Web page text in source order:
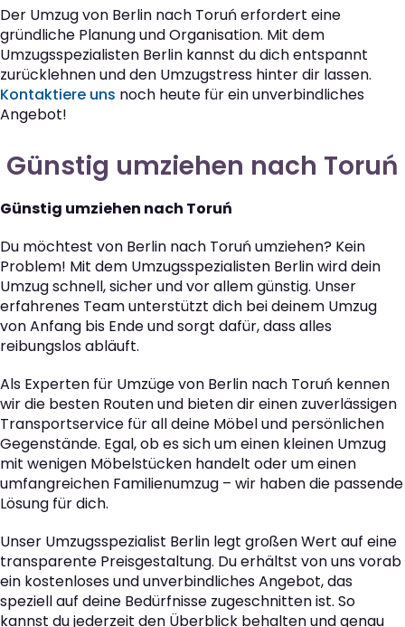
Der Umzug von Berlin nach Toruń erfordert eine
gründliche Planung und Organisation. Mit dem
Umzugsspezialisten Berlin kannst du dich entspannt
zurücklehnen und den Umzugstress hinter dir lassen.
Kontaktiere uns noch heute für ein unverbindliches
Angebot!
Günstig umziehen nach Toruń
Günstig umziehen nach Toruń
Du möchtest von Berlin nach Toruń umziehen? Kein
Problem! Mit dem Umzugsspezialisten Berlin wird dein
Umzug schnell, sicher und vor allem günstig. Unser
erfahrenes Team unterstützt dich bei deinem Umzug
von Anfang bis Ende und sorgt dafür, dass alles
reibungslos abläuft.
Als Experten für Umzüge von Berlin nach Toruń kennen
wir die besten Routen und bieten dir einen zuverlässigen
Transportservice für all deine Möbel und persönlichen
Gegenstände. Egal, ob es sich um einen kleinen Umzug
mit wenigen Möbelstücken handelt oder um einen
umfangreichen Familienumzug – wir haben die passende
Lösung für dich.
Unser Umzugsspezialist Berlin legt großen Wert auf eine
transparente Preisgestaltung. Du erhältst von uns vorab
ein kostenloses und unverbindliches Angebot, das
speziell auf deine Bedürfnisse zugeschnitten ist. So
kannst du jederzeit den Überblick behalten und genau